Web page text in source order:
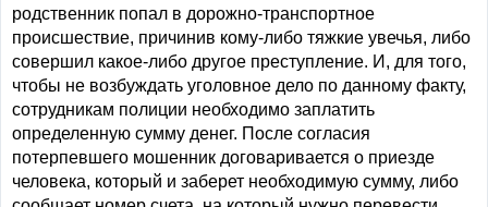
родственник попал в дорожно-транспортное
происшествие, причинив кому-либо тяжкие увечья, либо
совершил какое-либо другое преступление. И, для того,
чтобы не возбуждать уголовное дело по данному факту,
сотрудникам полиции необходимо заплатить
определенную сумму денег. После согласия
потерпевшего мошенник договаривается о приезде
человека, который и заберет необходимую сумму, либо